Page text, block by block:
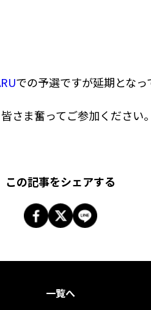
での予選ですが延期となっ
さま奮ってご参加ください。
この記事をシェアする
一覧へ